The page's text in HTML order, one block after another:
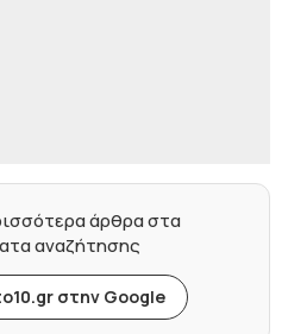
άρθρα στα
αναζήτησης
στην Google